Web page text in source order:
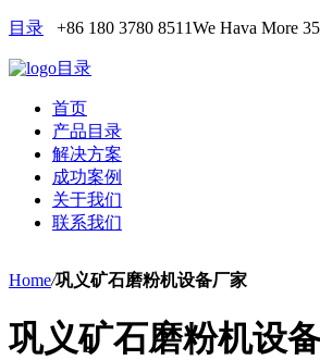
目录 +86 180 3780 8511We Hava More
目录
首页
产品目录
解决方案
成功案例
关于我们
联系我们
Home/巩义矿石磨粉机设备厂家
巩义矿石磨粉机设